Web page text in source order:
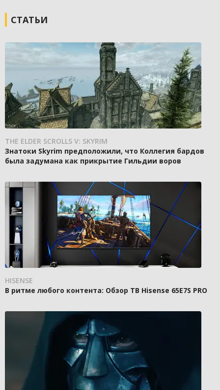
СТАТЬИ
THE ELDER SCROLLS V: SKYRIM
Знатоки Skyrim предположили, что Коллегия бардов
была задумана как прикрытие Гильдии воров
HISENSE
В ритме любого контента: Обзор ТВ Hisense 65E7S PRO